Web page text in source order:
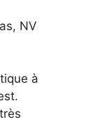
NV
à